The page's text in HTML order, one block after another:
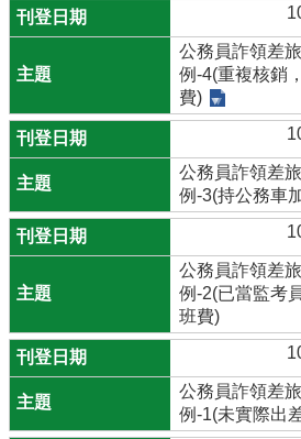
公務員詐領差
例-4(重複核銷
費)
公務員詐領差
例-3(持公務車
公務員詐領差
例-2(已當監考
班費)
公務員詐領差
例-1(未實際出